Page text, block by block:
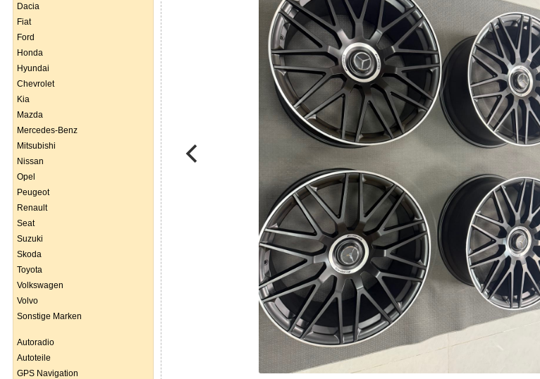
Dacia
Fiat
Ford
Honda
Hyundai
Chevrolet
Kia
Mazda
Mercedes-Benz
Mitsubishi
Nissan
Opel
Peugeot
Renault
Seat
Suzuki
Skoda
Toyota
Volkswagen
Volvo
Sonstige Marken
Autoradio
Autoteile
GPS Navigation